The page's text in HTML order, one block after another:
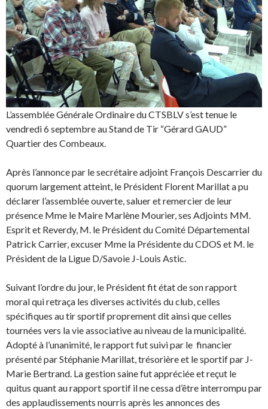
L’assemblée Générale Ordinaire du CTSBLV s’est tenue le
vendredi 6 septembre au Stand de Tir “Gérard GAUD”
Quartier des Combeaux.
Après l’annonce par le secrétaire adjoint François Descarrier du
quorum largement atteint, le Président Florent Marillat a pu
déclarer l’assemblée ouverte, saluer et remercier de leur
présence Mme le Maire Marlène Mourier, ses Adjoints MM.
Esprit et Reverdy, M. le Président du Comité Départemental
Patrick Carrier, excuser Mme la Présidente du CDOS et M. le
Président de la Ligue D/Savoie J-Louis Astic.
Suivant l’ordre du jour, le Président fit état de son rapport
moral qui retraça les diverses activités du club, celles
spécifiques au tir sportif proprement dit ainsi que celles
tournées vers la vie associative au niveau de la municipalité.
Adopté à l’unanimité, le rapport fut suivi par le financier
présenté par Stéphanie Marillat, trésorière et le sportif par J-
Marie Bertrand. La gestion saine fut appréciée et reçut le
quitus quant au rapport sportif il ne cessa d’être interrompu par
des applaudissements nourris après les annonces des